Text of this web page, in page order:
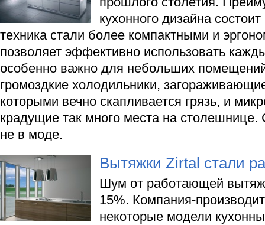
кухонного дизайна
техника стали более компактными и
позволяет эффективно использовать
особенно важно для небольших
громоздкие холодильники,
которыми вечно скапливается грязь, и
крадущие так много места на
не в моде.
Вытяжки Zirtal стали
Шум от работающей
15%. Компания-
некоторые модели